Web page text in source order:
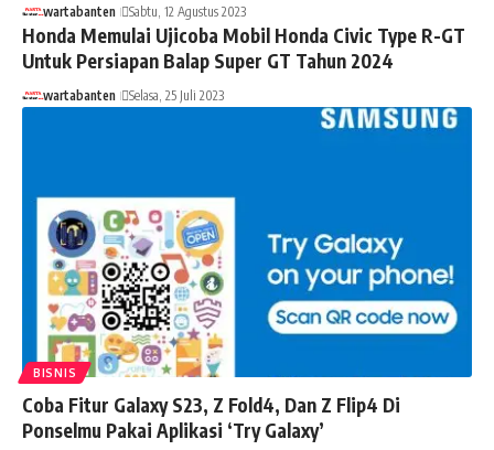
wartabanten Sabtu, 12 Agustus 2023
Honda Memulai Ujicoba Mobil Honda Civic Type R-GT
Untuk Persiapan Balap Super GT Tahun 2024
wartabanten Selasa, 25 Juli 2023
BISNIS
Coba Fitur Galaxy S23, Z Fold4, Dan Z Flip4 Di
Ponselmu Pakai Aplikasi ‘Try Galaxy’